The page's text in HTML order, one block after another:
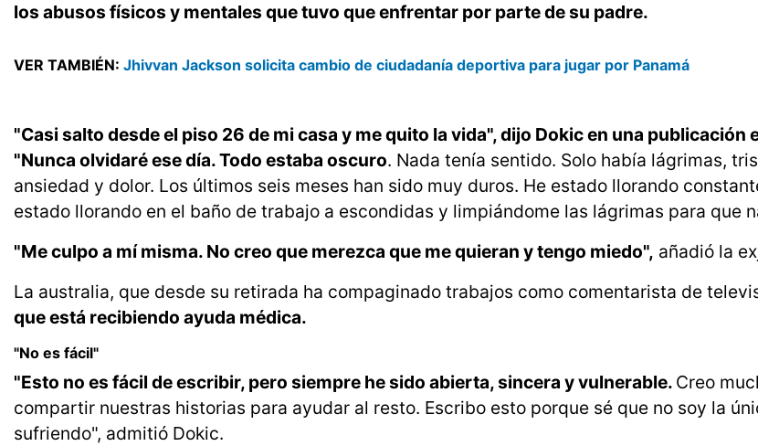
los abusos físicos y mentales que tuvo que enfrentar por parte de su padre.
VER TAMBIÉN: Jhivvan Jackson solicita cambio de ciudadanía deportiva para jugar por Panamá
"Casi salto desde el piso 26 de mi casa y me quito la vida", dijo Dokic en una publicación
"Nunca olvidaré ese día. Todo estaba oscuro. Nada tenía sentido. Solo había lágrimas,
ansiedad y dolor. Los últimos seis meses han sido muy duros. He estado llorando
estado llorando en el baño de trabajo a escondidas y limpiándome las lágrimas para que
"Me culpo a mí misma. No creo que merezca que me quieran y tengo miedo", añadió la
La australia, que desde su retirada ha compaginado trabajos como comentarista de
que está recibiendo ayuda médica.
"No es fácil"
"Esto no es fácil de escribir, pero siempre he sido abierta, sincera y vulnerable. Creo
compartir nuestras historias para ayudar al resto. Escribo esto porque sé que no soy la
sufriendo", admitió Dokic.